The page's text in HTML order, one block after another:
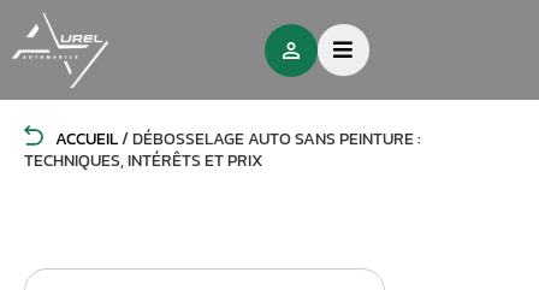
ACCUEIL/DÉBOSSELAGE AUTO SANS PEINTURE :
TECHNIQUES, INTÉRÊTS ET PRIX
Search